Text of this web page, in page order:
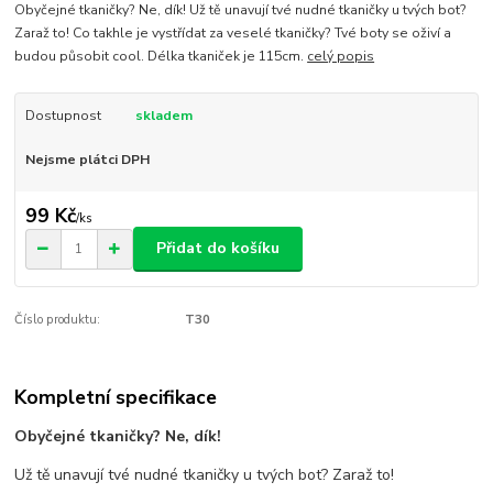
Obyčejné tkaničky? Ne, dík! Už tě unavují tvé nudné tkaničky u tvých bot?
Zaraž to! Co takhle je vystřídat za veselé tkaničky? Tvé boty se oživí a
budou působit cool. Délka tkaniček je 115cm. celý popis
Dostupnost skladem
Nejsme plátci DPH
99 Kč/ks
Přidat do košíku
Číslo produktu: T30
Kompletní specifikace
Obyčejné tkaničky? Ne, dík!
Už tě unavují tvé nudné tkaničky u tvých bot? Zaraž to!